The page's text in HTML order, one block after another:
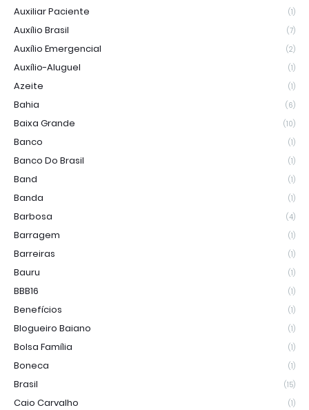
Auxiliar Paciente (1)
Auxílio Brasil (7)
Auxílio Emergencial (2)
Auxílio-Aluguel (1)
Azeite (1)
Bahia (6)
Baixa Grande (10)
Banco (1)
Banco Do Brasil (1)
Band (1)
Banda (1)
Barbosa (4)
Barragem (1)
Barreiras (1)
Bauru (1)
BBB16 (1)
Benefícios (1)
Blogueiro Baiano (1)
Bolsa Família (1)
Boneca (1)
Brasil (15)
Caio Carvalho (1)